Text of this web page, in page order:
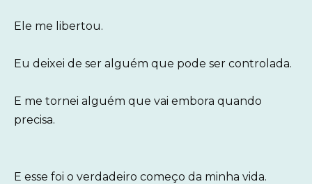
Ele me libertou.
Eu deixei de ser alguém que pode ser controlada.
E me tornei alguém que vai embora quando
precisa.
E esse foi o verdadeiro começo da minha vida.